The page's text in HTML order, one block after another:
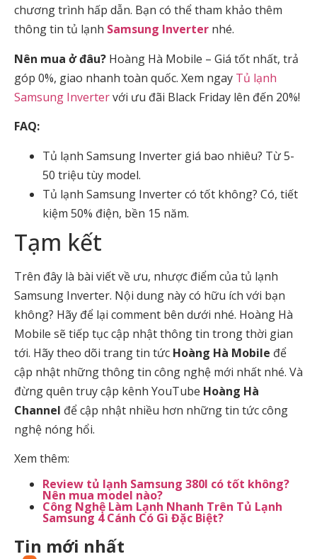
chương trình hấp dẫn. Bạn có thể tham khảo thêm
thông tin tủ lạnh Samsung Inverter nhé.
Nên mua ở đâu? Hoàng Hà Mobile – Giá tốt nhất, trả
góp 0%, giao nhanh toàn quốc. Xem ngay Tủ lạnh
Samsung Invertervới ưu đãi Black Friday lên đến 20%!
FAQ:
Tủ lạnh Samsung Inverter giá bao nhiêu? Từ 5-
50 triệu tùy model.
Tủ lạnh Samsung Inverter có tốt không? Có, tiết
kiệm 50% điện, bền 15 năm.
Tạm kết
Trên đây là bài viết về ưu, nhược điểm của tủ lạnh
Samsung Inverter. Nội dung này có hữu ích với bạn
không? Hãy để lại comment bên dưới nhé. Hoàng Hà
Mobile sẽ tiếp tục cập nhật thông tin trong thời gian
tới. Hãy theo dõi trang tin tức Hoàng Hà Mobile để
cập nhật những thông tin công nghệ mới nhất nhé. Và
đừng quên truy cập kênh YouTube Hoàng Hà
Channel để cập nhật nhiều hơn những tin tức công
nghệ nóng hổi.
Xem thêm:
Review tủ lạnh Samsung 380l có tốt không?
Nên mua model nào?
Công Nghệ Làm Lạnh Nhanh Trên Tủ Lạnh
Samsung 4 Cánh Có Gì Đặc Biệt?
Tin mới nhất